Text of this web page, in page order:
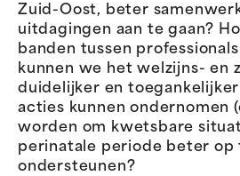
Zuid-Oost, beter
uitdagingen aan te gaan?
banden tussen
kunnen we het welzijns- en
duidelijker en toegankelijker
acties kunnen ondernomen
worden om kwetsbare
perinatale periode beter op
ondersteunen?